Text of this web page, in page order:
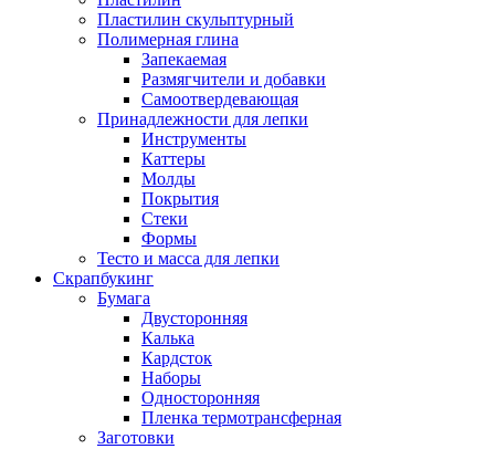
Пластилин скульптурный
Полимерная глина
Запекаемая
Размягчители и добавки
Самоотвердевающая
Принадлежности для лепки
Инструменты
Каттеры
Молды
Покрытия
Стеки
Формы
Тесто и масса для лепки
Скрапбукинг
Бумага
Двусторонняя
Калька
Кардсток
Наборы
Односторонняя
Пленка термотрансферная
Заготовки